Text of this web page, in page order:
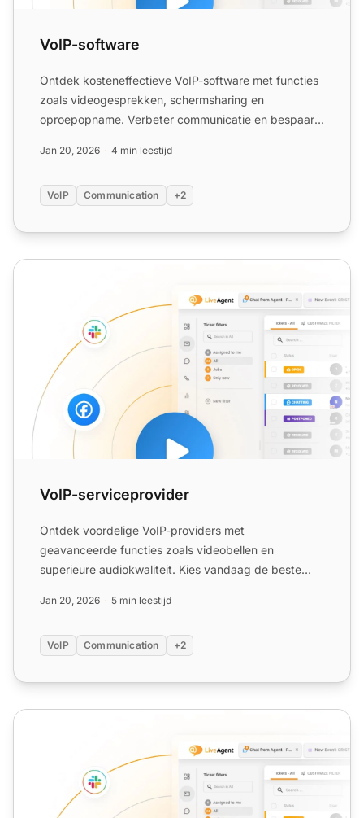
VoIP-software
Ontdek kosteneffectieve VoIP-software met functies
zoals videogesprekken, schermsharing en
oproepopname. Verbeter communicatie en bespaar
Jan 20, 2026 4 min leestijd
VoIP Communication +2
VoIP-serviceprovider
VoIP-serviceprovider
Ontdek voordelige VoIP-providers met
geavanceerde functies zoals videobellen en
superieure audiokwaliteit. Kies vandaag de beste
Jan 20, 2026 5 min leestijd
VoIP Communication +2
VoIP-infrastructuur